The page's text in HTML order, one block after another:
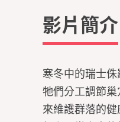
影片簡介
寒冬中的瑞士
牠們分工調節
來維護群落的